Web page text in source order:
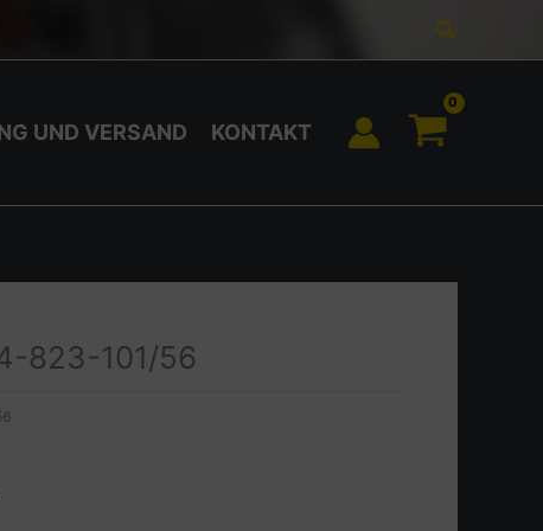
Suchen
UND VERSAND KONTAKT
823-101/56